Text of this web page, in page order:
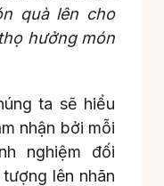
quà lên cho
hưởng món
ta sẽ hiểu
nhận bởi mỗi
nghiệm đối
lên nhãn